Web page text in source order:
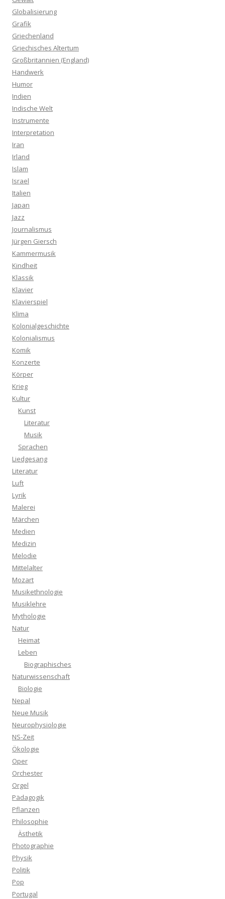
Globalisierung
Grafik
Griechenland
Griechisches Altertum
Großbritannien (England)
Handwerk
Humor
Indien
Indische Welt
Instrumente
Interpretation
Iran
Irland
Islam
Israel
Italien
Japan
Jazz
Journalismus
Jürgen Giersch
Kammermusik
Kindheit
Klassik
Klavier
Klavierspiel
Klima
Kolonialgeschichte
Kolonialismus
Komik
Konzerte
Körper
Krieg
Kultur
Kunst
Literatur
Musik
Sprachen
Liedgesang
Literatur
Luft
Lyrik
Malerei
Märchen
Medien
Medizin
Melodie
Mittelalter
Mozart
Musikethnologie
Musiklehre
Mythologie
Natur
Heimat
Leben
Biographisches
Naturwissenschaft
Biologie
Nepal
Neue Musik
Neurophysiologie
NS-Zeit
Ökologie
Oper
Orchester
Orgel
Pädagogik
Pflanzen
Philosophie
Ästhetik
Photographie
Physik
Politik
Pop
Portugal